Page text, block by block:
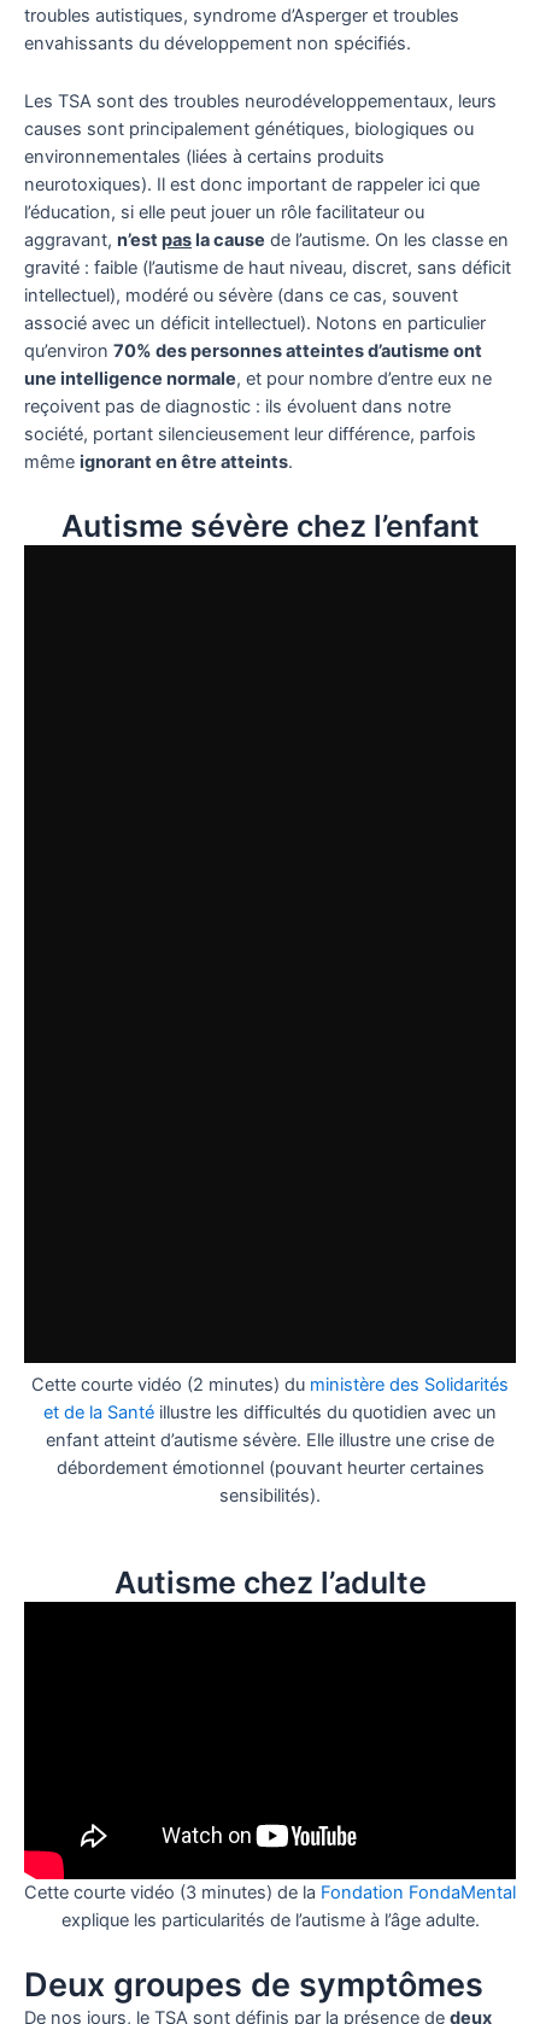
troubles autistiques, syndrome d’Asperger et troubles
envahissants du développement non spécifiés.
Les TSA sont des troubles neurodéveloppementaux, leurs
causes sont principalement génétiques, biologiques ou
environnementales (liées à certains produits
neurotoxiques). Il est donc important de rappeler ici que
l’éducation, si elle peut jouer un rôle facilitateur ou
aggravant, n’estpasla cause de l’autisme. On les classe en
gravité : faible (l’autisme de haut niveau, discret, sans déficit
intellectuel), modéré ou sévère (dans ce cas, souvent
associé avec un déficit intellectuel). Notons en particulier
qu’environ 70% des personnes atteintes d’autisme ont
une intelligence normale, et pour nombre d’entre eux ne
reçoivent pas de diagnostic : ils évoluent dans notre
société, portant silencieusement leur différence, parfois
même ignorant en être atteints.
Autisme sévère chez l’enfant
Cette courte vidéo (2 minutes) du ministère des Solidarités
et de la Santé illustre les difficultés du quotidien avec un
enfant atteint d’autisme sévère. Elle illustre une crise de
débordement émotionnel (pouvant heurter certaines
sensibilités).
Autisme chez l’adulte
Cette courte vidéo (3 minutes) de la Fondation FondaMental
explique les particularités de l’autisme à l’âge adulte.
Deux groupes de symptômes
De nos jours, le TSA sont définis par la présence de deux